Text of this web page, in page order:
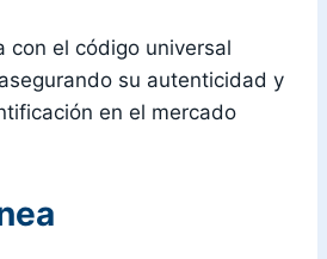
con el código universal
su autenticidad y
en el mercado